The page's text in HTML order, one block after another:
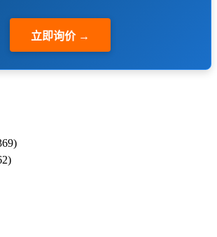
立即询价 →